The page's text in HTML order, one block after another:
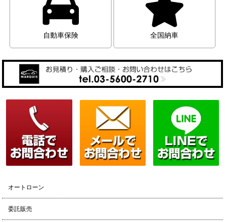
自動車保険 全国納車
オートローン
委託販売